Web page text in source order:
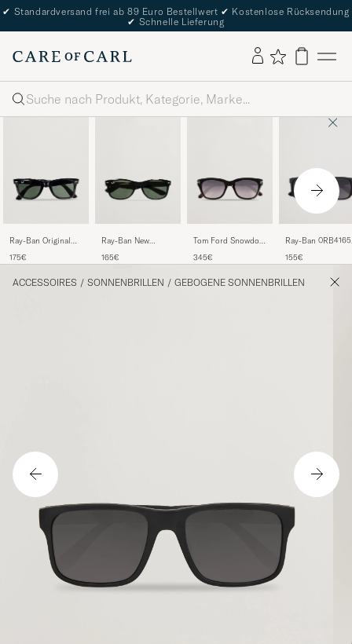
✔ Standardversand frei ab 89 Euro Bestellwert ✔ Kostenlose Rücksendung
✔ Schnelle Lieferung
Suche
Ray-Ban Original
Sunglasses
175€
Ray-Ban New
Sunglasses
165€
Tom Ford Snowdon
Black
345€
Ray-Ban 0RB4165
Matte Black
155€
ACCESSOIRES / SONNENBRILLEN / GEBOGENE SONNENBRILLEN